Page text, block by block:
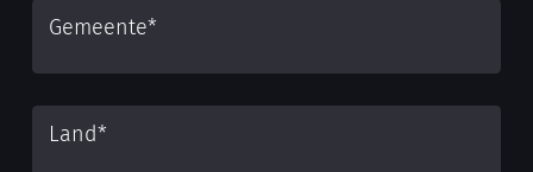
Gemeente*
Land*